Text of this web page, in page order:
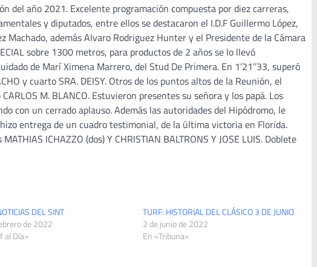
del año 2021. Excelente programación compuesta por diez carreras,
y diputados, entre ellos se destacaron el I.D.F Guillermo López,
Machado, además Alvaro Rodriguez Hunter y el Presidente de la Cámara
sobre 1300 metros, para productos de 2 años se lo llevó
de Marí Ximena Marrero, del Stud De Primera. En 1’21’’33, superó
y cuarto SRA. DEISY. Otros de los puntos altos de la Reunión, el
M. BLANCO. Estuvieron presentes su señora y los papá. Los
con un cerrado aplauso. Además las autoridades del Hipódromo, le
entrega de un cuadro testimonial, de la última victoria en Florida.
ICHAZZO (dos) Y CHRISTIAN BALTRONS Y JOSE LUIS. Doblete
DEL SINT
de 2022
al Día»
TURF: HISTORIAL DEL CLÁSICO 3 DE JUNIO
2 de junio de 2022
En «Tribuna»